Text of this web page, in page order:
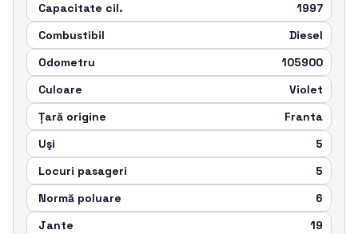
Capacitate cil.
1997
Combustibil
Diesel
Odometru
105900
Culoare
Violet
Țară origine
Franta
Uşi
5
Locuri pasageri
5
Normă poluare
6
Jante
19